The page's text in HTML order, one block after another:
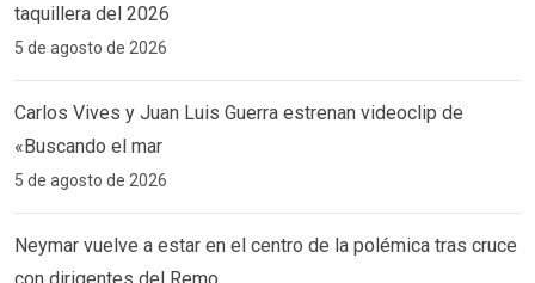
taquillera del 2026
5 de agosto de 2026
Carlos Vives y Juan Luis Guerra estrenan videoclip de
«Buscando el mar
5 de agosto de 2026
Neymar vuelve a estar en el centro de la polémica tras cruce
con dirigentes del Remo ‎